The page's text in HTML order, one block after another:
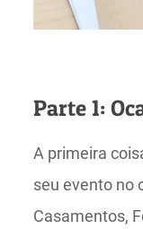
Parte 1:
A primeira
seu evento no
Casamentos,